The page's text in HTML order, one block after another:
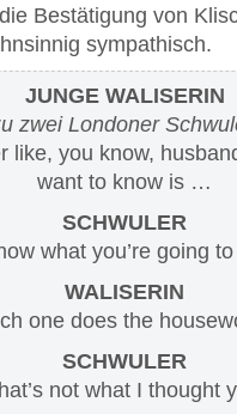
Bestätigung von
sympathisch.
JUNGE WALISERIN
zwei Londoner
like, you know,
want to know is …
SCHWULER
what you’re going
WALISERIN
one does the
SCHWULER
not what I thought